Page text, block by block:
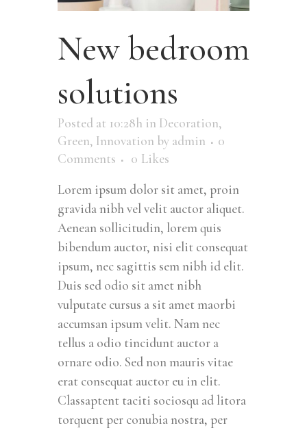
New bedroom
solutions
Posted at 10:28h in Decoration,
Green, Innovation by admin
0
Comments
0 Likes
Lorem ipsum dolor sit amet, proin
gravida nibh vel velit auctor aliquet.
Aenean sollicitudin, lorem quis
bibendum auctor, nisi elit consequat
ipsum, nec sagittis sem nibh id elit.
Duis sed odio sit amet nibh
vulputate cursus a sit amet maorbi
accumsan ipsum velit. Nam nec
tellus a odio tincidunt auctor a
ornare odio. Sed non mauris vitae
erat consequat auctor eu in elit.
Classaptent taciti sociosqu ad litora
torquent per conubia nostra, per